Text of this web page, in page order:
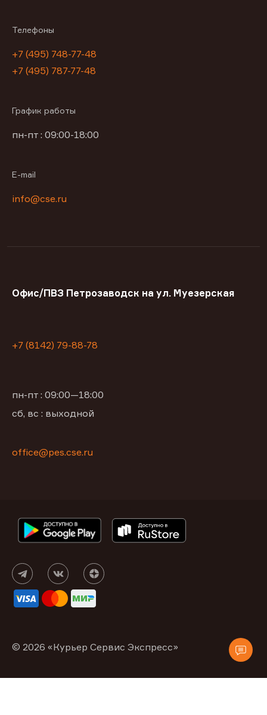
Телефоны
+7 (495) 748-77-48
+7 (495) 787-77-48
График работы
пн-пт : 09:00-18:00
E-mail
info@cse.ru
Офис/ПВЗ Петрозаводск на ул. Муезерская
+7 (8142) 79-88-78
пн-пт : 09:00—18:00
сб, вс : выходной
office@pes.cse.ru
© 2026 «Курьер Сервис Экспресс»